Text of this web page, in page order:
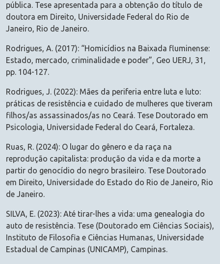
pública. Tese apresentada para a obtenção do título de
doutora em Direito, Universidade Federal do Rio de
Janeiro, Rio de Janeiro.
Rodrigues, A. (2017): “Homicídios na Baixada fluminense:
Estado, mercado, criminalidade e poder”, Geo UERJ, 31,
pp. 104-127.
Rodrigues, J. (2022): Mães da periferia entre luta e luto:
práticas de resistência e cuidado de mulheres que tiveram
filhos/as assassinados/as no Ceará. Tese Doutorado em
Psicologia, Universidade Federal do Ceará, Fortaleza.
Ruas, R. (2024): O lugar do gênero e da raça na
reprodução capitalista: produção da vida e da morte a
partir do genocídio do negro brasileiro. Tese Doutorado
em Direito, Universidade do Estado do Rio de Janeiro, Rio
de Janeiro.
SILVA, E. (2023): Até tirar-lhes a vida: uma genealogia do
auto de resistência. Tese (Doutorado em Ciências Sociais),
Instituto de Filosofia e Ciências Humanas, Universidade
Estadual de Campinas (UNICAMP), Campinas.